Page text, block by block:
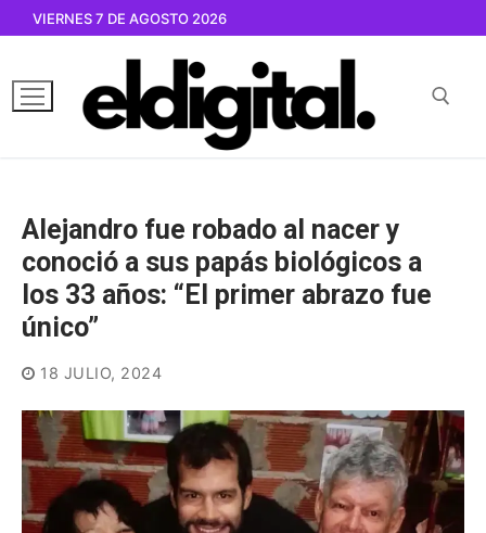
contenido
VIERNES 7 DE AGOSTO 2026
Alejandro fue robado al nacer y
conoció a sus papás biológicos a
los 33 años: “El primer abrazo fue
único”
18 JULIO, 2024